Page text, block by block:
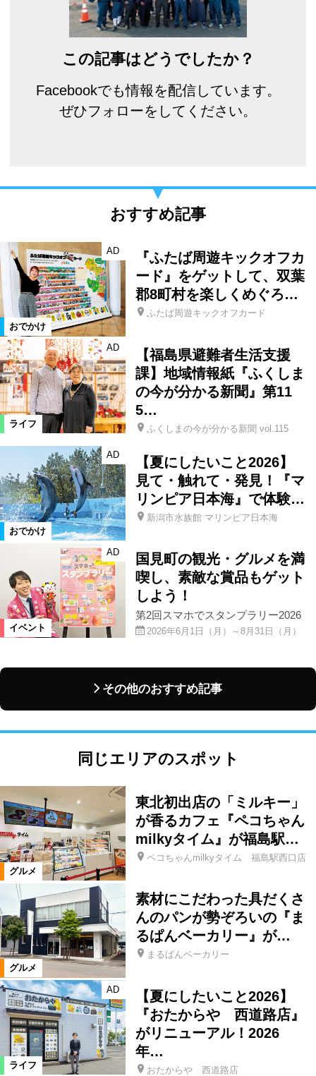
この記事はどうでしたか？
Facebookでも情報を配信しています。
ぜひフォローをしてください。
おすすめ記事
おでかけ
AD
『ふたば周遊キックオフカ
ード』をゲットして、双葉
郡8町村を楽しくめぐろ…
ふたば周遊キックオフカード
ライフ
AD
【福島県避難者生活支援
課】地域情報紙『ふくしま
の今が分かる新聞』第11
5…
ふくしまの今が分かる新聞 vol.115
おでかけ
AD
【夏にしたいこと2026】
見て・触れて・発見！『マ
リンピア日本海』で体験…
新潟市水族館 マリンピア日本海
イベント
AD
国見町の観光・グルメを満
喫し、素敵な賞品もゲット
しよう！
第2回スマホでスタンプラリー2026
2026年6月1日（月）～8月31日（月）
その他のおすすめ記事
同じエリアのスポット
グルメ
東北初出店の「ミルキー」
が香るカフェ『ペコちゃん
milkyタイム』が福島駅…
ペコちゃんmilkyタイム 福島駅西口店
グルメ
素材にこだわった具だくさ
んのパンが勢ぞろいの『ま
るぱんベーカリー』が…
まるぱんベーカリー
ライフ
AD
【夏にしたいこと2026】
『おたからや 西道路店』
がリニューアル！2026
年…
おたからや 西道路店